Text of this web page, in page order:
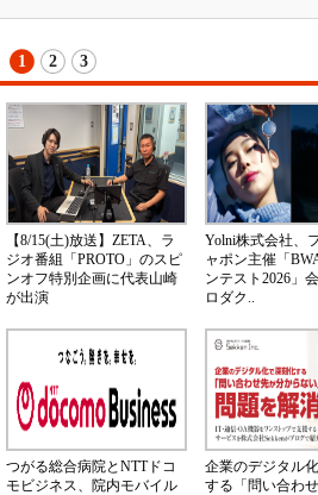
1 2 3
【8/15(土)放送】ZETA、ラ
ジオ番組「PROTO」のスピ
ンオフ特別企画に代表山崎
が出演
Yolni株式会社、
ャポン主催「
ンテスト2026」
ロダク..
つがる総合病院とNTTドコ
モビジネス、院内モバイル
企業のデジタル
する「問い合わ